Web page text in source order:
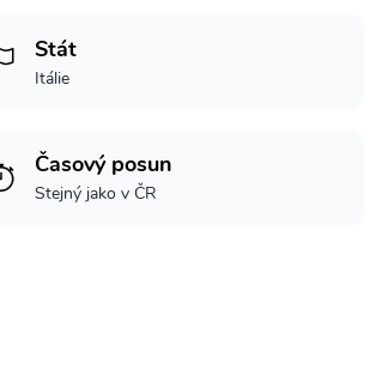
Stát
Itálie
Časový posun
Stejný jako v ČR